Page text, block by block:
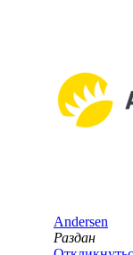
Andersen
Раздан